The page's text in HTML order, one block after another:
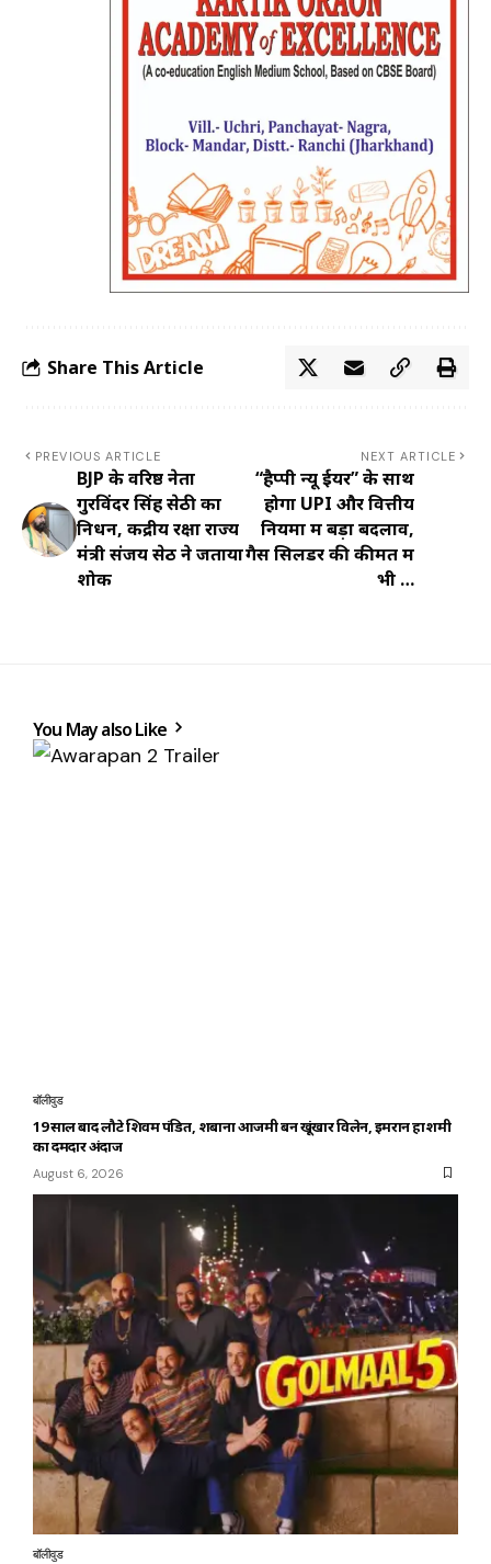
Share This Article
PREVIOUS ARTICLE
BJP के वरिष्ठ नेता
गुरविंदर सिंह सेठी का
निधन, केंद्रीय रक्षा राज्य
मंत्री संजय सेठ ने जताया
शोक
NEXT ARTICLE
“हैप्पी न्यू ईयर” के साथ
होगा UPI और वित्तीय
नियमों में बड़ा बदलाव,
गैस सिलेंडर की कीमत में
भी …
You May also Like
बॉलीवुड
19 साल बाद लौटे शिवम पंडित, शबाना आजमी बनीं खूंखार विलेन, इमरान हाशमी
का दमदार अंदाज
August 6, 2026
बॉलीवुड